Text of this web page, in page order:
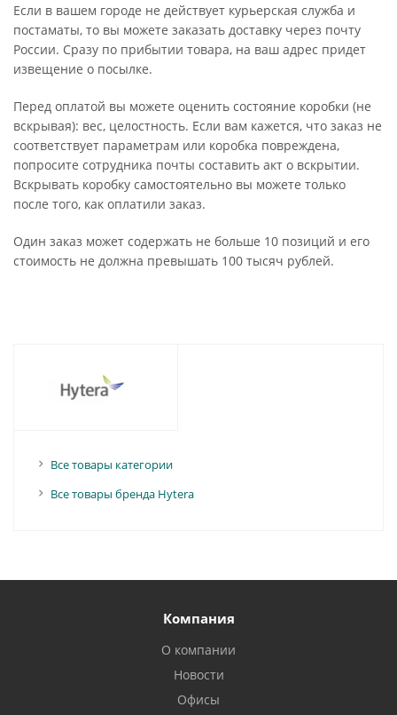
Если в вашем городе не действует курьерская служба и
постаматы, то вы можете заказать доставку через почту
России. Сразу по прибытии товара, на ваш адрес придет
извещение о посылке.
Перед оплатой вы можете оценить состояние коробки (не
вскрывая): вес, целостность. Если вам кажется, что заказ не
соответствует параметрам или коробка повреждена,
попросите сотрудника почты составить акт о вскрытии.
Вскрывать коробку самостоятельно вы можете только
после того, как оплатили заказ.
Один заказ может содержать не больше 10 позиций и его
стоимость не должна превышать 100 тысяч рублей.
Все товары категории
Все товары бренда Hytera
Компания
О компании
Новости
Офисы